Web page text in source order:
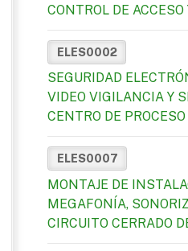
CONTROL DE ACCESO
ELES0002
SEGURIDAD
VIDEO VIGILANCIA Y
CENTRO DE
ELES0007
MONTAJE DE
MEGAFONÍA,
CIRCUITO CERRADO